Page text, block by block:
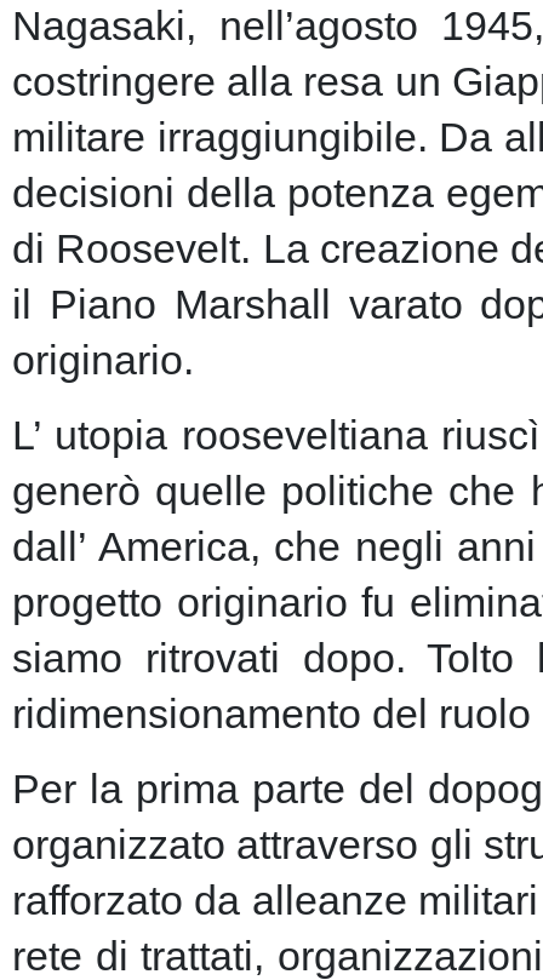
Nagasaki, nell’agosto
costringere alla resa un
militare irraggiungibile. Da
decisioni della potenza
di Roosevelt. La creazione
il Piano Marshall varato
originario.
L’ utopia rooseveltiana
generò quelle politiche che
dall’ America, che negli
progetto originario fu
siamo ritrovati dopo.
ridimensionamento del
Per la prima parte del
organizzato attraverso gli
rafforzato da alleanze
rete di trattati,